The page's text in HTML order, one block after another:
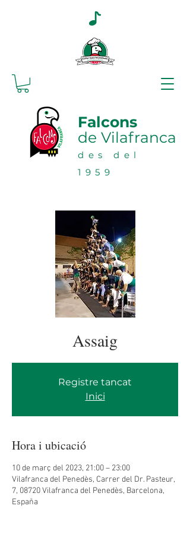
Falcons
de Vilafranca
des del
1959
Assaig
Registre tancat
Inici
Hora i ubicació
10 de març del 2023, 21:00 – 23:00
Vilafranca del Penedès, Carrer del Dr. Pasteur,
7, 08720 Vilafranca del Penedès, Barcelona,
España